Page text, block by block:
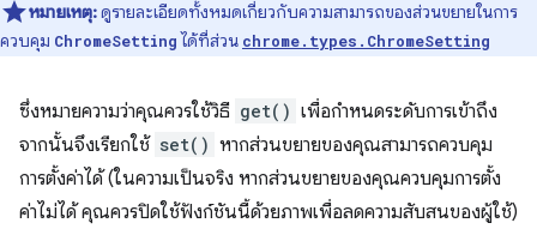
หมายเหตุ:ดูรายละเอียดทั้งหมดเกี่ยวกับความสามารถของส่วนขยายในการ
ควบคุม ChromeSetting ได้ที่ส่วน chrome.types.ChromeSetting
ซึ่งหมายความว่าคุณควรใช้วิธี get() เพื่อกำหนดระดับการเข้าถึง
จากนั้นจึงเรียกใช้ set() หากส่วนขยายของคุณสามารถควบคุม
การตั้งค่าได้ (ในความเป็นจริง หากส่วนขยายของคุณควบคุมการตั้ง
ค่าไม่ได้ คุณควรปิดใช้ฟังก์ชันนี้ด้วยภาพเพื่อลดความสับสนของผู้ใช้)